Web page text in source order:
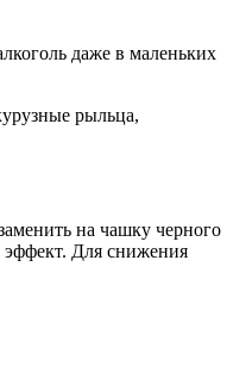
даже в маленьких
рыльца,
на чашку черного
эффект. Для снижения